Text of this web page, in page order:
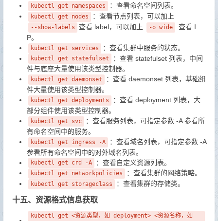
kubectl get namespaces ：查看命名空间列表。
kubectl get nodes ：查看节点列表，可以加上
--show-labels 查看 label，可以加上 -o wide
查看 I
P。
kubectl get services ：查看集群中服务的状态。
kubectl get statefulset
：查看 statefulset 列表，中间
件与底座大量使用该类型控制器。
kubectl get daemonset
：查看 daemonset 列表，基础组
件大量使用该类型控制器。
kubectl get deployments
：查看 deployment 列表，大
部分组件使用该类型控制器。
kubectl get svc
：查看服务列表，可指定参数 -A 参看所
有命名空间中的服务。
kubectl get ingress -A
：查看域名列表，可指定参数 -A
参看所有命名空间中的对外域名列表。
kubectl get crd -A ：查看自定义资源列表。
kubectl get networkpolicies ：查看集群的网络策略。
kubectl get storageclass ：查看集群的存储类。
十五、资源格式信息获取
kubectl get <资源类型，如 deployment> <资源名称，如